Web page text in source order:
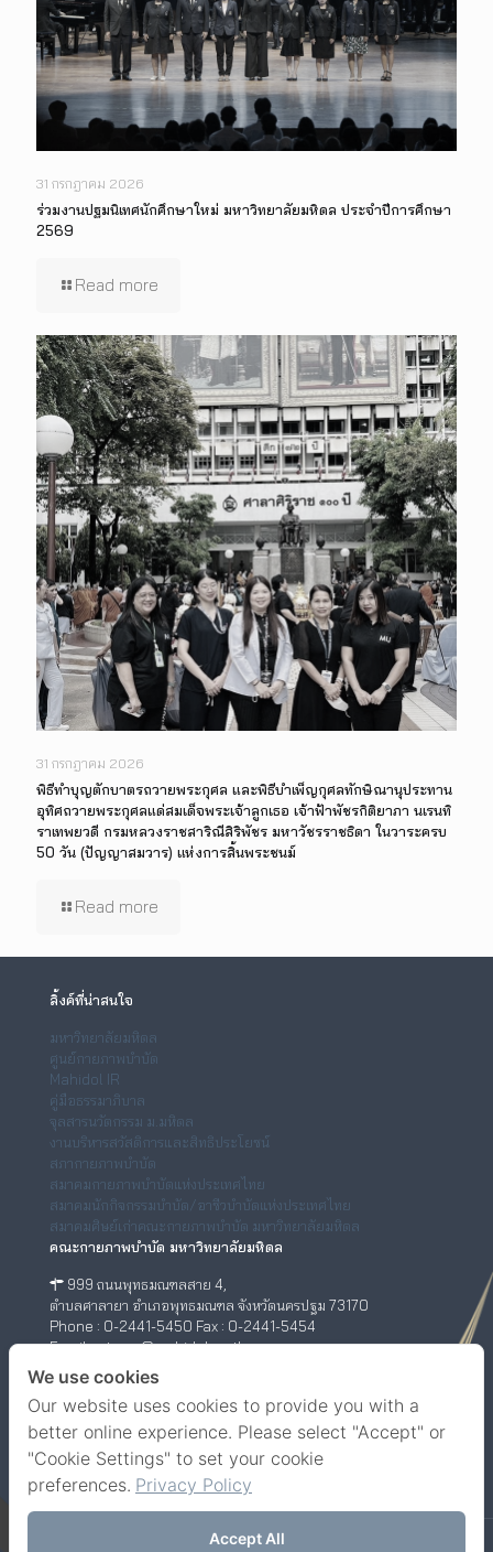
31 กรกฎาคม 2026
ร่วมงานปฐมนิเทศนักศึกษาใหม่ มหาวิทยาลัยมหิดล ประจำปีการศึกษา
2569
Read more
31 กรกฎาคม 2026
พิธีทำบุญตักบาตรถวายพระกุศล และพิธีบำเพ็ญกุศลทักษิณานุประทาน
อุทิศถวายพระกุศลแด่สมเด็จพระเจ้าลูกเธอ เจ้าฟ้าพัชรกิติยาภา นเรนทิ
ราเทพยวดี กรมหลวงราชสาริณีสิริพัชร มหาวัชรราชธิดา ในวาระครบ
50 วัน (ปัญญาสมวาร) แห่งการสิ้นพระชนม์
Read more
ลิ้งค์ที่น่าสนใจ
มหาวิทยาลัยมหิดล
ศูนย์กายภาพบำบัด
Mahidol IR
คู่มือธรรมาภิบาล
จุลสารนวัตกรรม ม.มหิดล
งานบริหารสวัสดิการและสิทธิประโยชน์
สภากายภาพบำบัด
สมาคมกายภาพบำบัดแห่งประเทศไทย
สมาคมนักกิจกรรมบำบัด/อาชีวบำบัดแห่งประเทศไทย
สมาคมศิษย์เก่าคณะกายภาพบำบัด มหาวิทยาลัยมหิดล
คณะกายภาพบำบัด มหาวิทยาลัยมหิดล
999 ถนนพุทธมณฑลสาย 4,
ตำบลศาลายา อำเภอพุทธมณฑล จังหวัดนครปฐม 73170
Phone : 0-2441-5450 Fax : 0-2441-5454
Email : ptwww@mahidol.ac.th
ศูนย์กายภาพบำบัด (เชิงสะพานสมเด็จพระปิ่นเกล้า)
198/2 ถนนสมเด็จพระปิ่นเกล้า,
แขวงบางยี่ขัน เขตบางพลัด กรุงเทพฯ 10700
Phone : 0-63-520-5151
Facebook YouTube
We use cookies
Our website uses cookies to provide you with a
better online experience. Please select "Accept" or
"Cookie Settings" to set your cookie
preferences. Privacy Policy
Accept All